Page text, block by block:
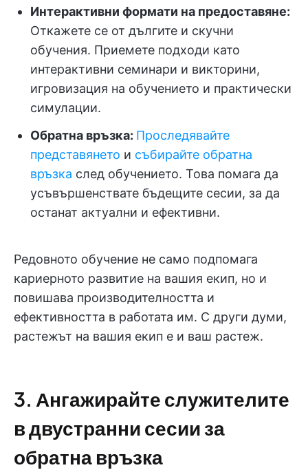
Интерактивни формати на предоставяне:
Откажете се от дългите и скучни
обучения. Приемете подходи като
интерактивни семинари и викторини,
игровизация на обучението и практически
симулации.
Обратна връзка: Проследявайте
представянето и събирайте обратна
връзка след обучението. Това помага да
усъвършенствате бъдещите сесии, за да
останат актуални и ефективни.
Редовното обучение не само подпомага
кариерното развитие на вашия екип, но и
повишава производителността и
ефективността в работата им. С други думи,
растежът на вашия екип е и ваш растеж.
3. Ангажирайте служителите
в двустранни сесии за
обратна връзка